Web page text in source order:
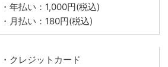
・年払い：1,000円(税込)
・月払い：180円(税込)
・クレジットカード